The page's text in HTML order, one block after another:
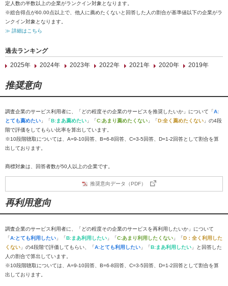
定人数の半数以上の企業がランクイン対象となります。
※総合得点が60.00点以上で、他人に薦めたくないと回答した人の割合が基準値以下の企業がラ
ンクイン対象となります。
≫ 詳細はこちら
過去ランキング
2025年
2024年 2023年 2022年 2021年 2020年 2019年
推奨意向
調査企業のサービス利用者に、「どの程度その企業のサービスを推奨したいか」について「A:
とても薦めたい 」「B:まあ薦めたい 」「C:あまり薦めたくない 」「D:全く薦めたくない 」の4段
階で評価をしてもらい比率を算出しています。
※10段階聴取については、A=9-10回答、B=6-8回答、C=3-5回答、D=1-2回答として割合を算
出しております。
商標対象は、回答者数が50人以上の企業です。
推奨意向データ（PDF）
再利用意向
調査企業のサービス利用者に、「どの程度その企業のサービスを再利用したいか」について
「A:とても利用したい 」「B:まあ利用したい 」「C:あまり利用したくない 」「D：全く利用した
くない 」の4段階で評価してもらい、「A:とても利用したい 」「B:まあ利用したい 」と回答した
人の割合で算出しています。
※10段階聴取については、A=9-10回答、B=6-8回答、C=3-5回答、D=1-2回答として割合を算
出しております。